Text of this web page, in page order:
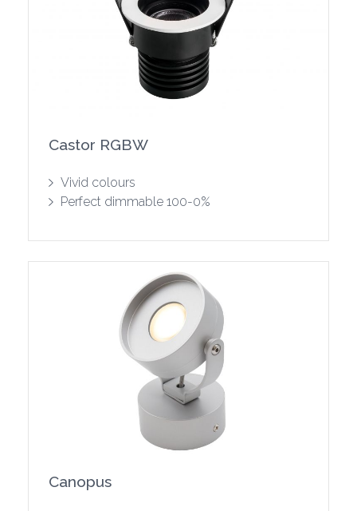
Show product
Castor RGBW
Vivid colours
Perfect dimmable 100-0%
Canopus